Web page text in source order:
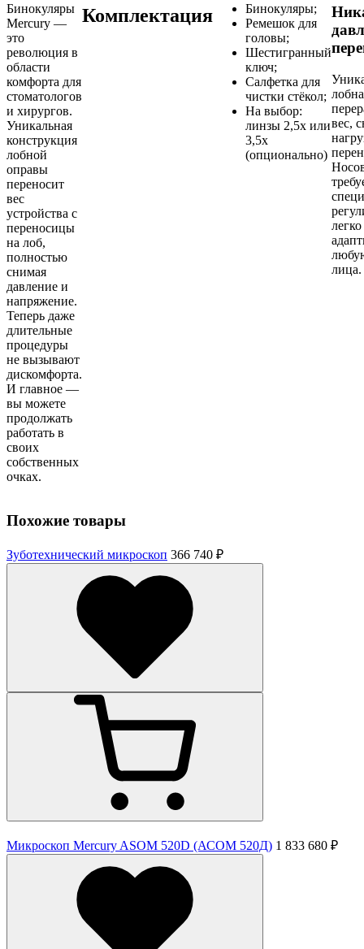
Бинокуляры
Mercury —
это
революция в
области
комфорта для
стоматологов
и хирургов.
Уникальная
конструкция
лобной
оправы
переносит
вес
устройства с
переносицы
на лоб,
полностью
снимая
давление и
напряжение.
Теперь даже
длительные
процедуры
не вызывают
дискомфорта.
И главное —
вы можете
продолжать
работать в
своих
собственных
очках.
Комплектация
Бинокуляры;
Ремешок для
головы;
Шестигранный
ключ;
Салфетка для
чистки стёкол;
На выбор:
линзы 2,5x или
3,5x
(опционально)
вес,
легко
лица.
Похожие товары
Зуботехнический микроскоп 366 740 ₽
Микроскоп Mercury ASOM 520D (АСОМ 520Д) 1 833 680 ₽